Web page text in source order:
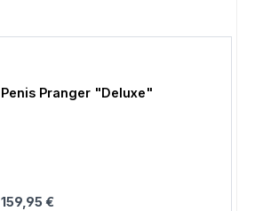
Penis Pranger "Deluxe"
Regulärer Preis:
159,95 €